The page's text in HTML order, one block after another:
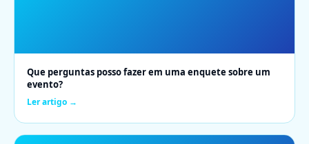
Que perguntas posso fazer em uma enquete sobre um
evento?
Ler artigo →